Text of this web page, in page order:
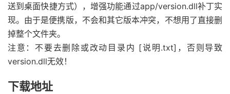
送到桌面快捷方式），增强功能通过app/version.dll补丁实
现。由于是便携版，不会和其它版本冲突，不想用了直接删
掉整个文件夹。
注意：不要去删除或改动目录内 [说明.txt]，否则导致
version.dll无效！
下载地址